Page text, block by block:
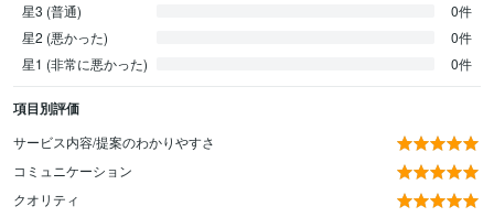
星3 (普通)
0件
星2 (悪かった)
0件
星1 (非常に悪かった)
0件
項目別評価
サービス内容/提案のわかりやすさ
コミュニケーション
クオリティ